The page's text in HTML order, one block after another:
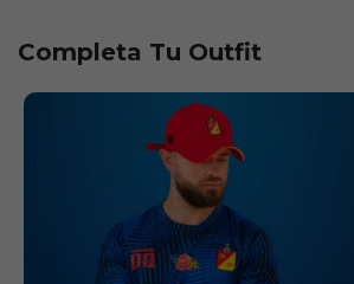
Completa Tu Outfit